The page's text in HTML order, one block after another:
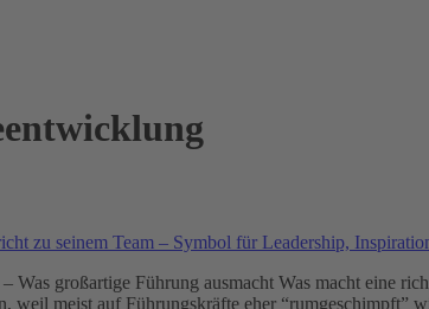
großartige Führung ausmacht Was macht eine
weil meist auf Führungskräfte eher “rumgeschimpft”